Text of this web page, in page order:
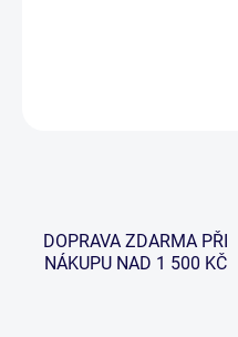
DOPRAVA ZDARMA PŘI
NÁKUPU NAD 1 500 KČ